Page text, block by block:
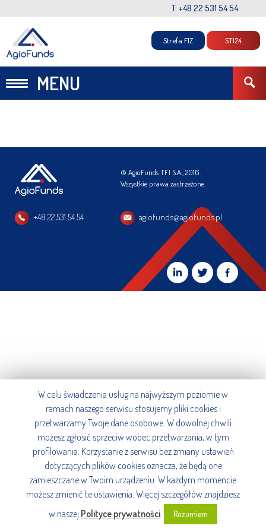
T: +48 22 531 54 54
MENU
Strefa FIZ STI24
© AgioFunds TFI S.A., 2016.
Wszystkie prawa zastrzeżone.
+48 22 531 54 54 agiofunds@agiofunds.pl
W celu świadczenia usług na najwyższym poziomie w
ramach naszego serwisu stosujemy pliki cookies i
przetwarzamy Twoje dane osobowe. W dowolnej chwili
możesz zgłosić sprzeciw wobec przetwarzania, w tym
profilowania. Korzystanie z serwisu bez zmiany ustawień
dotyczących plików cookies oznacza, że będą one
zamieszczane w Twoim urządzeniu. W każdym momencie
możesz zmienić te ustawienia. Więcej szczegółów znajdziesz
w naszej Polityce prywatności. Rozumiem